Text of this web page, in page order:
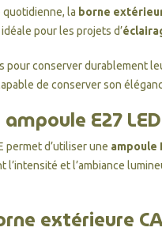
la borne
pour les projets d’
conserver durablement
de conserver son
E27 LED
permet d’utiliser une ampoule
l’intensité et l’ambiance
extérieure